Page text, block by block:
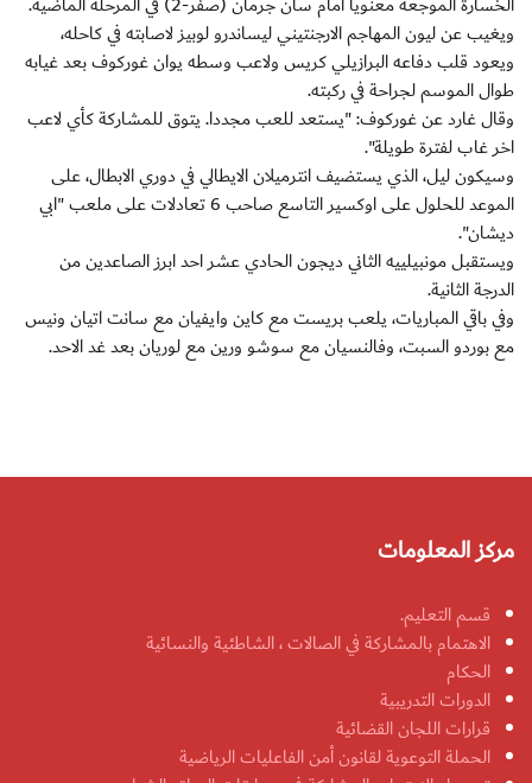
ويغيب عن ليون المهاجم الارجنتيني ليساندرو لوبيز لاصابته في كاحله،
ويعود قلب دفاعه البرازيلي كريس ولاعب وسطه يوان غوركوف بعد غيابه
طوال الموسم لجراحة في ركبته.
وقال غارد عن غوركوف: "يستعد للعب مجددا. يتوق للمشاركة كأي لاعب
اخر غاب لفترة طويلة".
وسيكون ليل، الذي يستضيف انترميلان الايطالي في دوري الابطال، على
الموعد للحلول على اوكسير التاسع صاحب 6 تعادلات على ملعب "ابي
ديشان".
ويستقبل مونبيلييه الثاني ديجون الحادي عشر احد ابرز الصاعدين من
الدرجة الثانية.
وفي باقي المباريات، يلعب بريست مع كاين وايفيان مع سانت اتيان ونيس
مع بوردو السبت، وفالنسيان مع سوشو ورين مع لوريان بعد غد الاحد.
مركز المعلومات
قسم التعليم.
الاهتمام بالمشاركة في الصالات ، الشاطئية والنسائية
الحكام
الدورات التدريبية
قرارات اللجان القضائية
الحملة التوعوية لقانون أمن الفاعليات الرياضية